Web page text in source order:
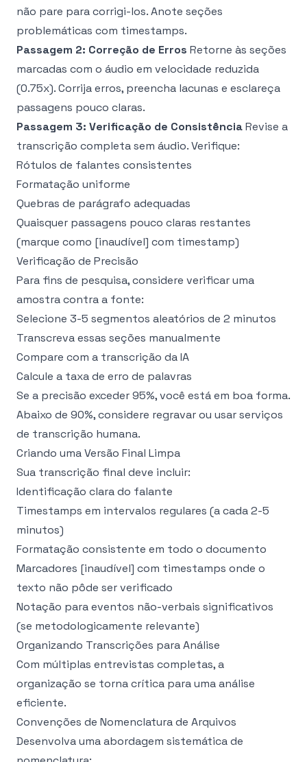
não pare para corrigi-los. Anote seções
problemáticas com timestamps.
Passagem 2: Correção de Erros Retorne às seções
marcadas com o áudio em velocidade reduzida
(0.75x). Corrija erros, preencha lacunas e esclareça
passagens pouco claras.
Passagem 3: Verificação de ConsistênciaRevise a
transcrição completa sem áudio. Verifique:
Rótulos de falantes consistentes
Formatação uniforme
Quebras de parágrafo adequadas
Quaisquer passagens pouco claras restantes
(marque como [inaudível] com timestamp)
Verificação de Precisão
Para fins de pesquisa, considere verificar uma
amostra contra a fonte:
Selecione 3-5 segmentos aleatórios de 2 minutos
Transcreva essas seções manualmente
Compare com a transcrição da IA
Calcule a taxa de erro de palavras
Se a precisão exceder 95%, você está em boa forma.
Abaixo de 90%, considere regravar ou usar serviços
de transcrição humana.
Criando uma Versão Final Limpa
Sua transcrição final deve incluir:
Identificação clara do falante
Timestamps em intervalos regulares (a cada 2-5
minutos)
Formatação consistente em todo o documento
Marcadores [inaudível] com timestamps onde o
texto não pôde ser verificado
Notação para eventos não-verbais significativos
(se metodologicamente relevante)
Organizando Transcrições para Análise
Com múltiplas entrevistas completas, a
organização se torna crítica para uma análise
eficiente.
Convenções de Nomenclatura de Arquivos
Desenvolva uma abordagem sistemática de